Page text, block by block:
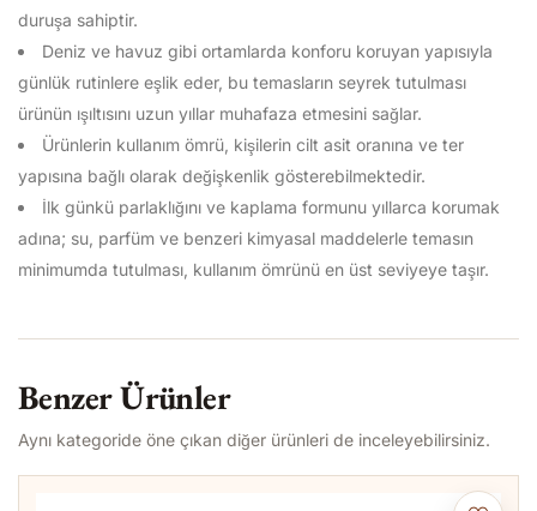
duruşa sahiptir.
Deniz ve havuz gibi ortamlarda konforu koruyan yapısıyla
günlük rutinlere eşlik eder, bu temasların seyrek tutulması
ürünün ışıltısını uzun yıllar muhafaza etmesini sağlar.
Ürünlerin kullanım ömrü, kişilerin cilt asit oranına ve ter
yapısına bağlı olarak değişkenlik gösterebilmektedir.
İlk günkü parlaklığını ve kaplama formunu yıllarca korumak
adına; su, parfüm ve benzeri kimyasal maddelerle temasın
minimumda tutulması, kullanım ömrünü en üst seviyeye taşır.
Benzer Ürünler
Aynı kategoride öne çıkan diğer ürünleri de inceleyebilirsiniz.